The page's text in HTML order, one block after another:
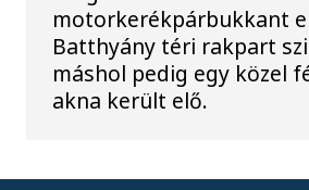
motorkerékpárbukkant
Batthyány téri rakpart
máshol pedig egy közel
akna került elő.